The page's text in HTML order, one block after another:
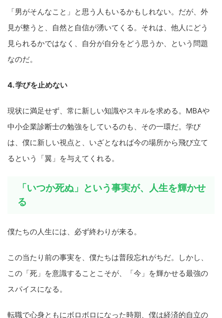
「男がそんなこと」と思う人もいるかもしれない。だが、外
見が整うと、自然と自信が湧いてくる。それは、他人にどう
見られるかではなく、自分が自分をどう思うか、という問題
なのだ。
4. 学びを止めない
現状に満足せず、常に新しい知識やスキルを求める。MBAや
中小企業診断士の勉強をしているのも、その一環だ。学び
は、僕に新しい視点と、いざとなれば今の場所から飛び立て
るという「翼」を与えてくれる。
「いつか死ぬ」という事実が、人生を輝かせ
る
僕たちの人生には、必ず終わりが来る。
この当たり前の事実を、僕たちは普段忘れがちだ。しかし、
この「死」を意識することこそが、「今」を輝かせる最強の
スパイスになる。
転職で心身ともにボロボロになった時期、僕は経済的自立の